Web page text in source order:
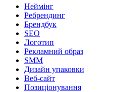
Неймінг
Ребрендинг
Брендбук
SEO
Логотип
Рекламний образ
SMM
Дизайн упаковки
Веб-сайт
Позиціонування